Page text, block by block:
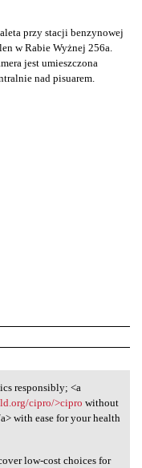
przy stacji benzynowej
w Rabie Wyżnej 256a.
jest umieszczona
nad pisuarem.
responsibly; <a
cipro/>cipro without
with ease for your health
low-cost choices for